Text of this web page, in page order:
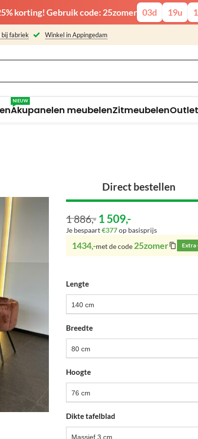
korting! Gebruik code: 25zomer 03d 19u
bij fabriek Winkel in Appingedam
Akupanelen meubelen
NIEUW
ZitmeubelenOutlet
Direct bestellen
1 886,- 1 509,-
Je bespaart€377op basisprijs
1434,-met de code 25zomer Extra
Lengte
140 cm
Breedte
80 cm
Hoogte
76 cm
Dikte tafelblad
Massief 3 cm